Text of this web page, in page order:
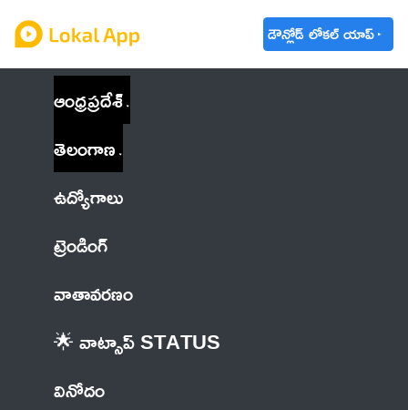
డౌన్లోడ్ లోకల్ యాప్
ఆంధ్రప్రదేశ్
తెలంగాణ
ఉద్యోగాలు
ట్రెండింగ్
వాతావరణం
🌟 వాట్సాప్ STATUS
వినోదం